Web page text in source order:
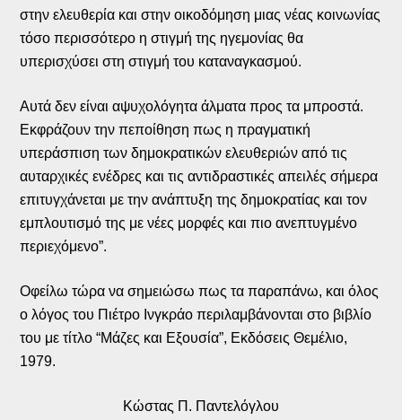
στην ελευθερία και στην οικοδόμηση μιας νέας κοινωνίας
τόσο περισσότερο η στιγμή της ηγεμονίας θα
υπερισχύσει στη στιγμή του καταναγκασμού.
Αυτά δεν είναι αψυχολόγητα άλματα προς τα μπροστά.
Εκφράζουν την πεποίθηση πως η πραγματική
υπεράσπιση των δημοκρατικών ελευθεριών από τις
αυταρχικές ενέδρες και τις αντιδραστικές απειλές σήμερα
επιτυγχάνεται με την ανάπτυξη της δημοκρατίας και τον
εμπλουτισμό της με νέες μορφές και πιο ανεπτυγμένο
περιεχόμενο”.
Οφείλω τώρα να σημειώσω πως τα παραπάνω, και όλος
ο λόγος του Πιέτρο Ινγκράο περιλαμβάνονται στο βιβλίο
του με τίτλο “Μάζες και Εξουσία”, Εκδόσεις Θεμέλιο,
1979.
Κώστας Π. Παντελόγλου